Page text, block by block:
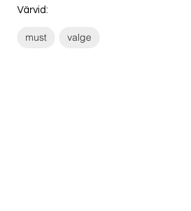
Värvid:
must valge